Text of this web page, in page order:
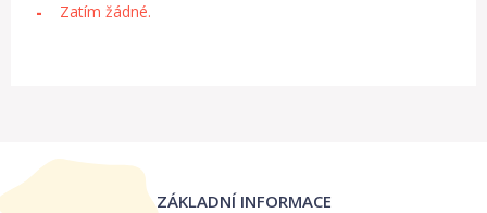
Zatím žádné.
ZÁKLADNÍ INFORMACE